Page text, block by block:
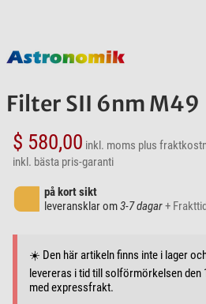
Filter SII 6nm M49
$ 580,00 inkl. moms plus
inkl. bästa pris-garanti
på kort sikt
leveransklar om3-7 dagar+
☀️ Den här artikeln finns inte i lager
levereras i tid till solförmörkelsen den
med expressfrakt.